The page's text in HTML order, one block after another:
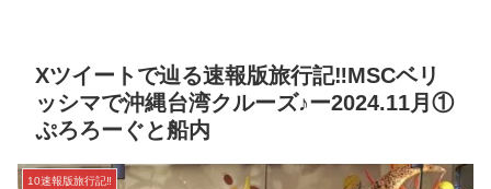
Xツイートで辿る速報版旅行記‼MSCベリ
ッシマで沖縄台湾クルーズ♪ー2024.11月①
ぷろろーぐと船内
10速報版旅行記‼